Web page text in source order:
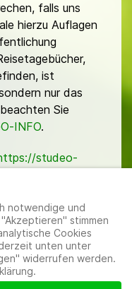
falls uns
hierzu Auflagen
ist
nur das
Sie
INFO.
studeo-
|Cookie-
notwendige und
stimmen
Cookies
unten unter
widerrufen werden.